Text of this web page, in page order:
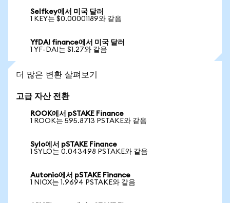
Selfkey에서 미국 달러
1 KEY는 $0.00001189와 같음
YfDAI finance에서 미국 달러
1 YF-DAI는 $1.27와 같음
더 많은 변환 살펴보기
고급 자산 전환
ROOK에서 pSTAKE Finance
1 ROOK는 595.8713 PSTAKE와 같음
Sylo에서 pSTAKE Finance
1 SYLO는 0.043498 PSTAKE와 같음
Autonio에서 pSTAKE Finance
1 NIOX는 1.9694 PSTAKE와 같음